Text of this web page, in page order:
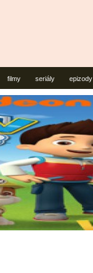
filmy seriály epizody